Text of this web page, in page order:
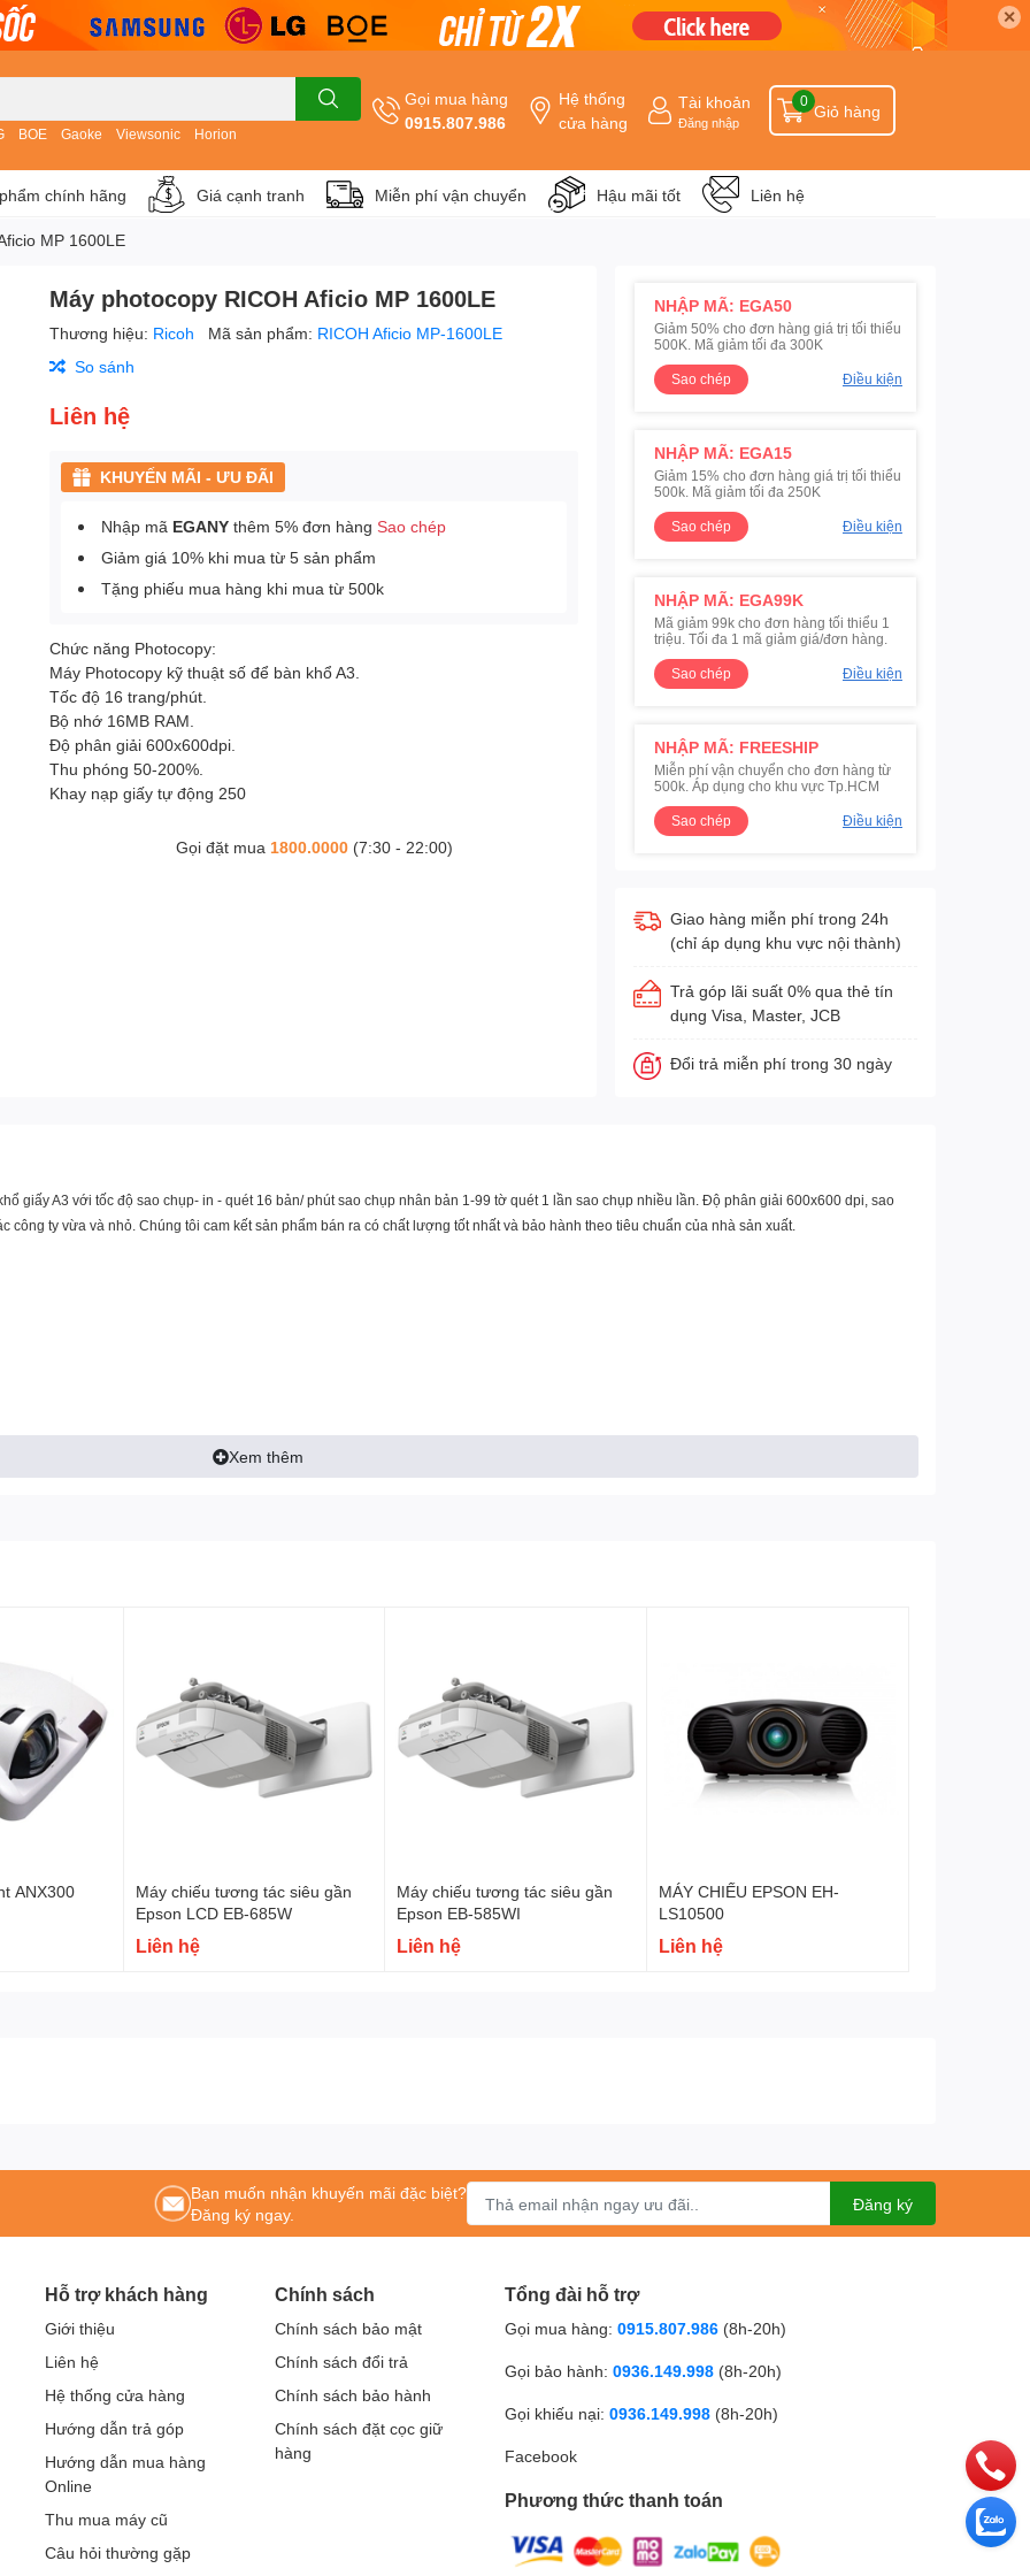
✕
BOE Gaoke Viewsonic Horion
Gọi mua hàng
0915.807.986
Hệ thống
cửa hàng
Tài khoản
Đăng nhập
Giỏ hàng
0
chính hãng Giá cạnh tranh Miễn phí vận chuyển Hậu mãi tốt Liên hệ
MP 1600LE
Máy photocopy RICOH Aficio MP 1600LE
Thương hiệu: Ricoh Mã sản phẩm: RICOH Aficio MP-1600LE
So sánh
Liên hệ
KHUYẾN MÃI - ƯU ĐÃI
Nhập mã EGANY thêm 5% đơn hàngSao chép
Giảm giá 10% khi mua từ 5 sản phẩm
Tặng phiếu mua hàng khi mua từ 500k
Chức năng Photocopy:
Máy Photocopy kỹ thuật số để bàn khổ A3.
Tốc độ 16 trang/phút.
Bộ nhớ 16MB RAM.
Độ phân giải 600x600dpi.
Thu phóng 50-200%.
Khay nạp giấy tự động 250
Gọi đặt mua 1800.0000(7:30 - 22:00)
NHẬP MÃ: EGA50
Giảm 50% cho đơn hàng giá trị tối thiểu
500K. Mã giảm tối đa 300K
Sao chép
Điều kiện
NHẬP MÃ: EGA15
Giảm 15% cho đơn hàng giá trị tối thiểu
500k. Mã giảm tối đa 250K
Sao chép
Điều kiện
NHẬP MÃ: EGA99K
Mã giảm 99k cho đơn hàng tối thiểu 1
triệu. Tối đa 1 mã giảm giá/đơn hàng.
Sao chép
Điều kiện
NHẬP MÃ: FREESHIP
Miễn phí vận chuyển cho đơn hàng từ
500k. Áp dụng cho khu vực Tp.HCM
Sao chép
Điều kiện
Giao hàng miễn phí trong 24h
(chỉ áp dụng khu vực nội thành)
Trả góp lãi suất 0% qua thẻ tín
dụng Visa, Master, JCB
Đổi trả miễn phí trong 30 ngày
giấy A3 với tốc độ sao chụp- in - quét 16 bản/ phút sao chụp nhân bản 1-99 tờ quét 1 lần sao chụp nhiều lần. Độ phân giải 600x600 dpi, sao
ty vừa và nhỏ. Chúng tôi cam kết sản phẩm bán ra có chất lượng tốt nhất và bảo hành theo tiêu chuẩn của nhà sản xuất.
hình tương tác thông minh, bảng tương tác thông minh, Khung tương tác thông minh, bục giảng thông minh.
Xem thêm
ANX300
Máy chiếu tương tác siêu gần
Epson LCD EB-685W
Liên hệ
Máy chiếu tương tác siêu gần
Epson EB-585WI
Liên hệ
MÁY CHIẾU EPSON EH-
LS10500
Liên hệ
Bạn muốn nhận khuyến mãi đặc biệt?
Đăng ký ngay.
Đăng ký
Hỗ trợ khách hàng
Giới thiệu
Liên hệ
Hệ thống cửa hàng
Hướng dẫn trả góp
Hướng dẫn mua hàng
Online
Thu mua máy cũ
Câu hỏi thường gặp
Chính sách
Chính sách bảo mật
Chính sách đổi trả
Chính sách bảo hành
Chính sách đặt cọc giữ
hàng
Tổng đài hỗ trợ
Gọi mua hàng: 0915.807.986 (8h-20h)
Gọi bảo hành: 0936.149.998 (8h-20h)
Gọi khiếu nại: 0936.149.998 (8h-20h)
Facebook
Phương thức thanh toán